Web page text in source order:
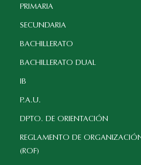
PRIMARIA
SECUNDARIA
BACHILLERATO
BACHILLERATO DUAL
IB
P.A.U.
DPTO. DE ORIENTACIÓN
REGLAMENTO DE
(ROF)